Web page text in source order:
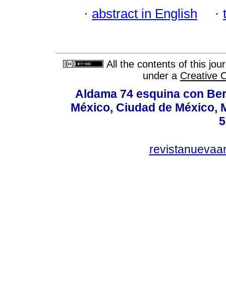
· abstract in English ·
All the contents of this
under a Creative
Aldama 74 esquina con
México, Ciudad de México,